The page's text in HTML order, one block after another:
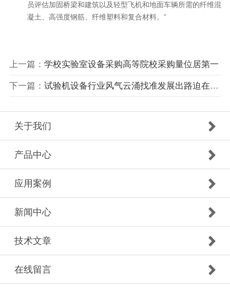
员评估加固桥梁和建筑以及轻型飞机和地面车辆所需的纤维混
凝土、高强度钢筋、纤维塑料和复合材料。”
上一篇： 学校实验室设备采购高等院校采购量位居第一
下一篇： 试验机设备行业风气云涌找准发展出路迫在眉睫
关于我们
产品中心
应用案例
新闻中心
技术文章
在线留言